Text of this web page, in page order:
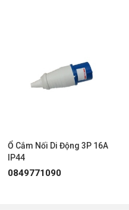
Ổ Cắm Nối Di Động 3P 16A
IP44
0849771090